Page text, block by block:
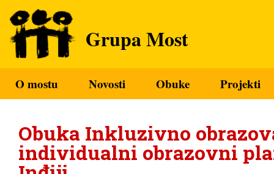
Grupa Most
O mostu Novosti Obuke Projekti
Obuka Inkluzivno
individualni obrazovni